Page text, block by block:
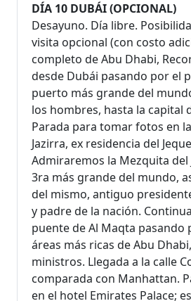
DÍA 10 DUBÁI (OPCIONAL)
Desayuno. Día libre.
visita opcional (con costo
completo de Abu Dhabi,
desde Dubái pasando por el
puerto más grande del
los hombres, hasta la capital
Parada para tomar fotos en
Jazirra, ex residencia del
Admiraremos la Mezquita del
3ra más grande del mundo,
del mismo, antiguo
y padre de la nación.
puente de Al Maqta pasando
áreas más ricas de Abu
ministros. Llegada a la calle
comparada con Manhattan.
en el hotel Emirates Palace;